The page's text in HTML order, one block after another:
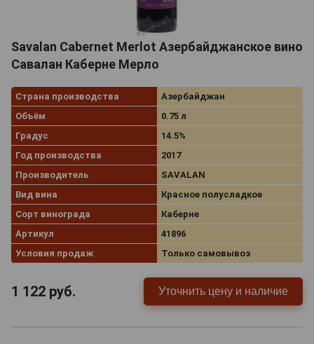
Savalan Cabernet Merlot Азербайджанское вино
Савалан Каберне Мерло
Страна производства
Азербайджан
Объём
0.75 л
Градус
14.5%
Год производства
2017
Производитель
SAVALAN
Вид вина
Красное полусладкое
Сорт винограда
Каберне
Артикул
41896
Условия продаж
Только самовывоз
1 122 руб. Уточнить цену и наличие